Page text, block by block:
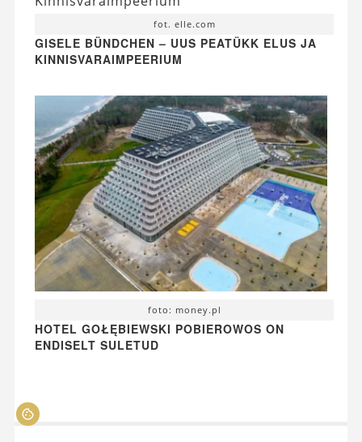
fot. elle.com
GISELE BÜNDCHEN – UUS PEATÜKK ELUS JA
KINNISVARAIMPEERIUM
foto: money.pl
HOTEL GOŁĘBIEWSKI POBIEROWOS ON
ENDISELT SULETUD